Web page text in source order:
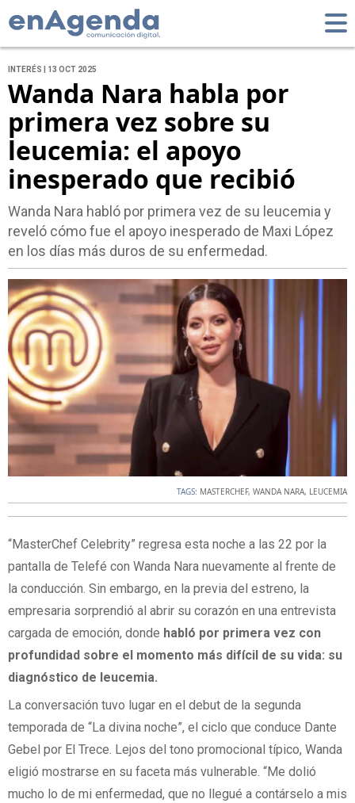
INTERÉS | 13 OCT 2025
Wanda Nara habla por
primera vez sobre su
leucemia: el apoyo
inesperado que recibió
Wanda Nara habló por primera vez de su leucemia y
reveló cómo fue el apoyo inesperado de Maxi López
en los días más duros de su enfermedad.
TAGS: MASTERCHEF, WANDA NARA, LEUCEMIA
“MasterChef Celebrity” regresa esta noche a las 22 por la
pantalla de Telefé con Wanda Nara nuevamente al frente de
la conducción. Sin embargo, en la previa del estreno, la
empresaria sorprendió al abrir su corazón en una entrevista
cargada de emoción, donde habló por primera vez con
profundidad sobre el momento más difícil de su vida: su
diagnóstico de leucemia.
La conversación tuvo lugar en el debut de la segunda
temporada de “La divina noche”, el ciclo que conduce Dante
Gebel por El Trece. Lejos del tono promocional típico, Wanda
eligió mostrarse en su faceta más vulnerable. “Me dolió
mucho lo de mi enfermedad, que no llegué a contárselo a mis